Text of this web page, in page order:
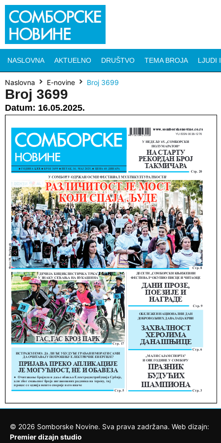
NASLOVNA AKTUELNO DRUŠTVO TEMA BROJA LJUDI
Naslovna E-novine Broj 3699
Broj 3699
Datum: 16.05.2025.
© 2026 Somborske Novine. Sva prava zadržana. Web dizajn:
Premier dizajn studio